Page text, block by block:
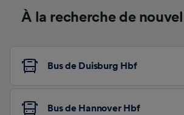
À la recherche de
Bus de Duisburg Hbf
Bus de Hannover Hbf